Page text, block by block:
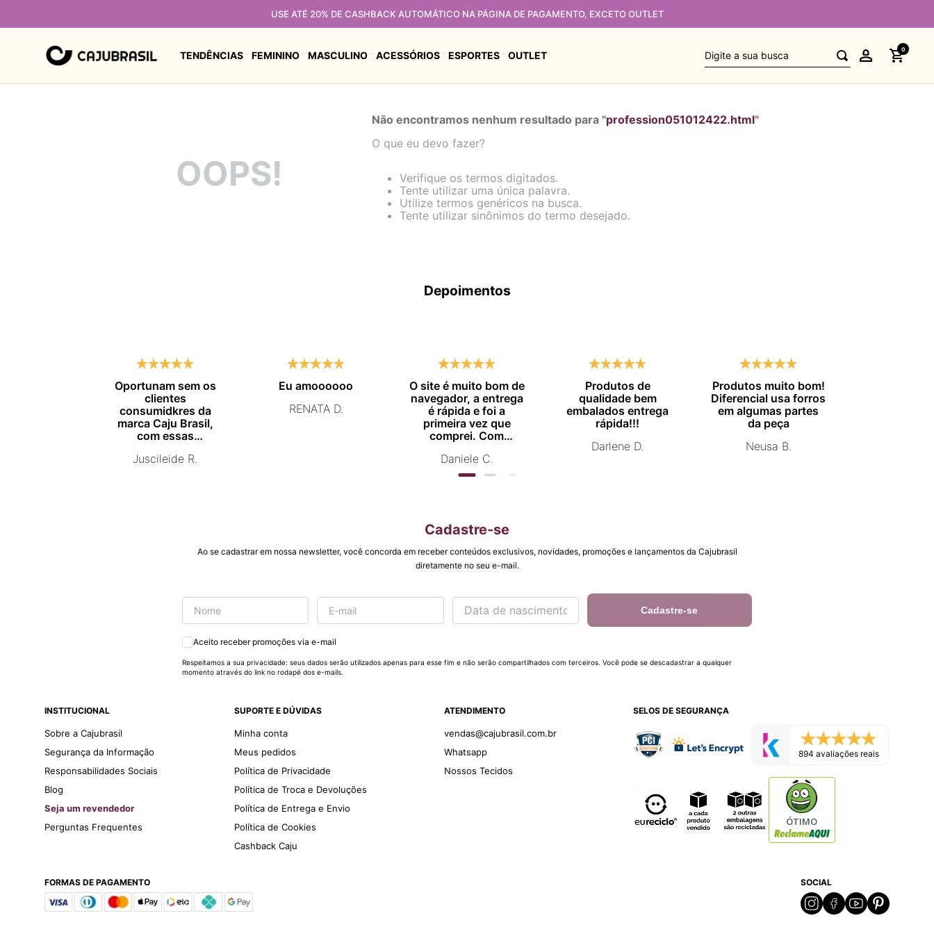
USE ATÉ 20% DE CASHBACK AUTOMÁTICO NA PÁGINA DE PAGAMENTO, EXCETO OUTLET
TENDÊNCIAS FEMININO MASCULINO ACESSÓRIOS ESPORTES OUTLET Digite a sua busca 0
OOPS!
Não encontramos nenhum resultado para "profession051012422.html"
O que eu devo fazer?
Verifique os termos digitados.
Tente utilizar uma única palavra.
Utilize termos genéricos na busca.
Tente utilizar sinônimos do termo desejado.
Depoimentos
Oportunam sem os
clientes
consumidkres da
marca Caju Brasil,
com essas
promocionais de
Juscileide R.
Eu amoooooo
RENATA D.
O site é muito bom de
navegador, a entrega
é rápida e foi a
primeira vez que
comprei. Com
novamente.
Daniele C.
Produtos de
qualidade bem
embalados entrega
rápida!!!
Darlene D.
Produtos muito bom!
Diferencial usa forros
em algumas partes
da peça
Neusa B.
Cadastre-se
Ao se cadastrar em nossa newsletter, você concorda em receber conteúdos exclusivos, novidades, promoções e lançamentos da Cajubrasil
diretamente no seu e-mail.
Cadastre-se
Aceito receber promoções via e-mail
Respeitamos a sua privacidade: seus dados serão utilizados apenas para esse fim e não serão compartilhados com terceiros. Você pode se descadastrar a qualquer
momento através do link no rodapé dos e-mails.
INSTITUCIONAL
Sobre a Cajubrasil
Segurança da Informação
Responsabilidades Sociais
Blog
Seja um revendedor
Perguntas Frequentes
SUPORTE E DÚVIDAS
Minha conta
Meus pedidos
Política de Privacidade
Política de Troca e Devoluções
Política de Entrega e Envio
Política de Cookies
Cashback Caju
ATENDIMENTO
vendas@cajubrasil.com.br
Whatsapp
Nossos Tecidos
SELOS DE SEGURANÇA
894 avaliações reais
ÓTIMO
FORMAS DE PAGAMENTO SOCIAL